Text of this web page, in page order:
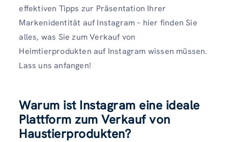
effektiven Tipps zur Präsentation Ihrer
Markenidentität auf Instagram – hier finden Sie
alles, was Sie zum Verkauf von
Heimtierprodukten auf Instagram wissen müssen.
Lass uns anfangen!
Warum ist Instagram eine ideale
Plattform zum Verkauf von
Haustierprodukten?